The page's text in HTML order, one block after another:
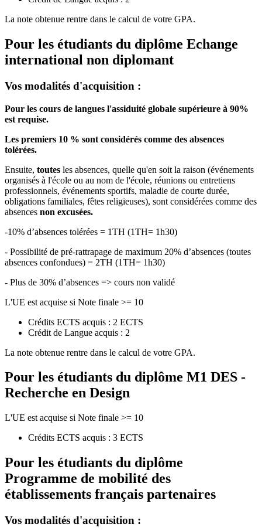
La note obtenue rentre dans le calcul de votre GPA.
Pour les étudiants du diplôme Echange
international non diplomant
Vos modalités d'acquisition :
Pour les cours de langues l'assiduité globale supérieure à 90%
est requise.
Les premiers 10 % sont considérés comme des absences
tolérées.
Ensuite, toutes les absences, quelle qu'en soit la raison (événements
organisés à l'école ou au nom de l'école, réunions ou entretiens
professionnels, événements sportifs, maladie de courte durée,
obligations familiales, fêtes religieuses), sont considérées comme des
absences non excusées.
-10% d’absences tolérées = 1TH (1TH= 1h30)
- Possibilité de pré-rattrapage de maximum 20% d’absences (toutes
absences confondues) = 2TH (1TH= 1h30)
- Plus de 30% d’absences => cours non validé
L'UE est acquise si Note finale >= 10
Crédits ECTS acquis : 2 ECTS
Crédit de Langue acquis : 2
La note obtenue rentre dans le calcul de votre GPA.
Pour les étudiants du diplôme M1 DES -
Recherche en Design
L'UE est acquise si Note finale >= 10
Crédits ECTS acquis : 3 ECTS
Pour les étudiants du diplôme
Programme de mobilité des
établissements français partenaires
Vos modalités d'acquisition :